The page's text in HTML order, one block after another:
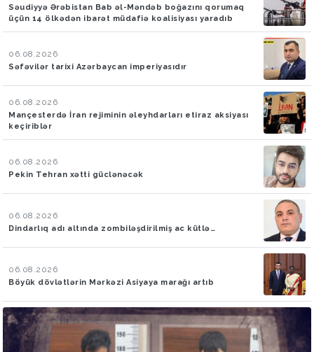
Səudiyyə Ərəbistan Bab əl-Məndəb boğazını qorumaq
üçün 14 ölkədən ibarət müdafiə koalisiyası yaradıb
06.08.2026
Səfəvilər tarixi Azərbaycan imperiyasıdır
06.08.2026
Mançesterdə İran rejiminin əleyhdarları etiraz aksiyası
keçiriblər
06.08.2026
Pekin Tehran xətti güclənəcək
06.08.2026
Dindarlıq adı altında zombiləşdirilmiş ac kütlə…
06.08.2026
Böyük dövlətlərin Mərkəzi Asiyaya marağı artıb